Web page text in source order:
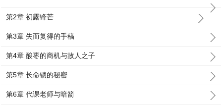
第2章 初露锋芒
第3章 失而复得的手稿
第4章 酸枣的商机与故人之子
第5章 长命锁的秘密
第6章 代课老师与暗箭